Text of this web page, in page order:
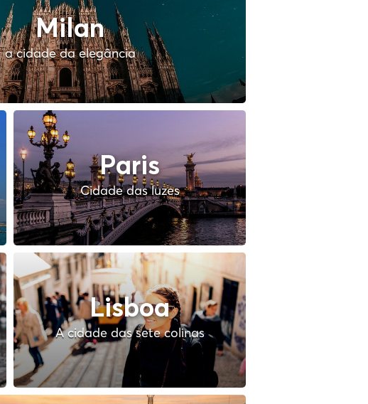
Milan
a cidade da elegância
Paris
Cidade das luzes
Lisboa
A cidade das sete colinas